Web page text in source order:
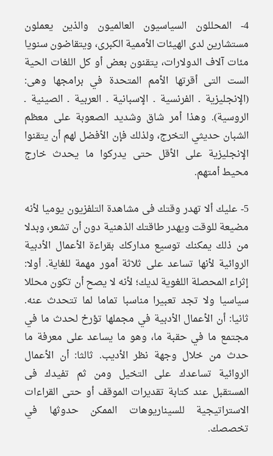
4- المحللون السياسيون العالميون والذين يعملون
مستشارين لدى الهيئات الأممية الكبرى، ويتقاضون سنويا
مئات آلاف الدولارات، يتقنون بعض أو كل اللغات الحية
الست التى أقرتها الأمم المتحدة في برامجها وهى:
(الإنجليزية ـ الفرنسية ـ الإسبانية ـ العربية ـ الصينية ـ
الروسية). وهذا أمر شاق وشديد الصعوبة على معظم
الشبان حديثي التخرج، ولذلك فإن الأفضل لهم أن يتقنوا
الإنجليزية على الأقل حتى يدركوا ما يحدث خارج
محيط أمتهم.
5- عليك ألا تهدر وقتك فى مشاهدة التلفزيون يوميا لأنه
مضيعة للوقت ويهدر طاقتك الذهنية دون أن تشعر، وبدلا
من ذلك يمكنك توسيع مداركك بقراءة الأعمال الأدبية
الروائية لأنها تساعد على ثلاثة أمور مهمة للغاية. أولا:
إثراء المحصلة اللغوية لديك؛ لأنه لا يصح أن تكون محللا
سياسيا ولا تجد تعبيرا مناسبا تماما لما تتحدث عنه.
ثانيا: أن الأعمال الأدبية في مجملها تؤرخ لحدث ما في
مجتمع ما في حقبة ما، وهو ما يساعد على معرفة ما
حدث من خلال وجهة نظر الأديب. ثالثا: أن الأعمال
الروائية تساعدك على التخيل ومن ثم تفيدك فى
المستقبل عند كتابة تقديرات الموقف أو حتى القراءات
الاستراتيجية للسيناريوهات الممكن حدوثها في
تخصصك.